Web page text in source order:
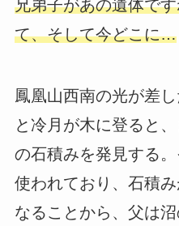
兄弟子があの遺体で
て、そして今どこに…
鳳凰山西南の光が差
と冷月が木に登ると
の石積みを発見する
使われており、石積
なることから、父は